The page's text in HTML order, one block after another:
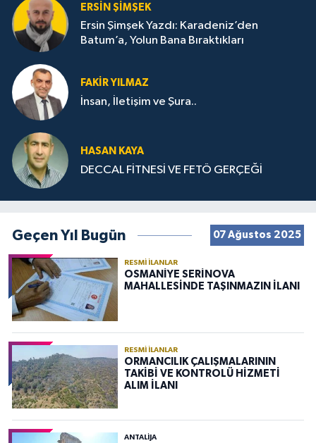
ERSIN ŞIMŞEK
Ersin Şimşek Yazdı: Karadeniz’den
Batum’a, Yolun Bana Bıraktıkları
FAKIR YILMAZ
İnsan, İletişim ve Şura..
HASAN KAYA
DECCAL FİTNESİ VE FETÖ GERÇEĞİ
Geçen Yıl Bugün 07 Ağustos 2025
RESMI İLANLAR
OSMANİYE SERİNOVA
MAHALLESİNDE TAŞINMAZIN İLANI
RESMI İLANLAR
ORMANCILIK ÇALIŞMALARININ
TAKİBİ VE KONTROLÜ HİZMETİ
ALIM İLANI
ANTALIJA